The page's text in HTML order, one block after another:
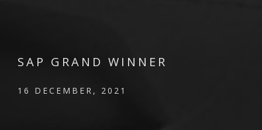
SAP GRAND WINNER
16 DECEMBER, 2021